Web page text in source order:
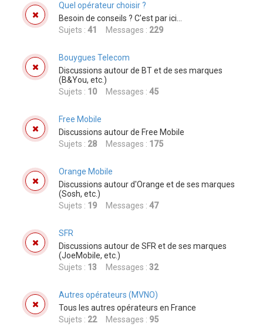
Quel opérateur choisir ?
Besoin de conseils ? C'est par ici...
Sujets : 41 Messages : 229
Bouygues Telecom
Discussions autour de BT et de ses marques
(B&You, etc.)
Sujets : 10 Messages : 45
Free Mobile
Discussions autour de Free Mobile
Sujets : 28 Messages : 175
Orange Mobile
Discussions autour d'Orange et de ses marques
(Sosh, etc.)
Sujets : 19 Messages : 47
SFR
Discussions autour de SFR et de ses marques
(JoeMobile, etc.)
Sujets : 13 Messages : 32
Autres opérateurs (MVNO)
Tous les autres opérateurs en France
Sujets : 22Messages : 95